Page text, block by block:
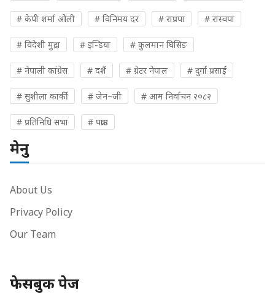
# केपी शर्मा ओली # विनिमय दर # राप्रपा # रास्वपा
# विदेशी मुद्रा # इन्डिया # कुलमान घिसिङ
# नेपाली कांग्रेस # दशैं # ग्रेटर नेपाल # दुर्गा प्रसाईं
# सुशीला कार्की # जेन–जी # आम निर्वाचन २०८२
# प्रतिनिधि सभा # पक्राउ
मेनु
About Us
Privacy Policy
Our Team
फेसबुक पेज